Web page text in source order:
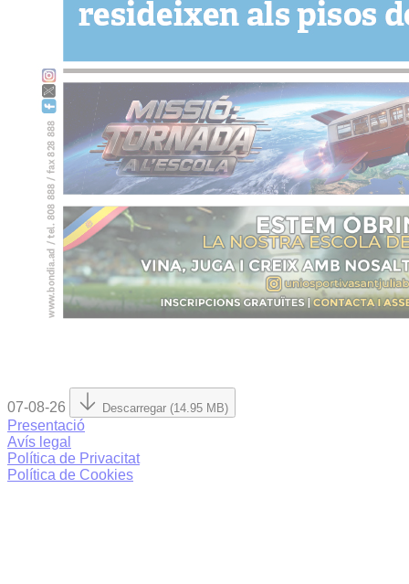
07-08-26 Descarregar (14.95 MB)
Presentació
Avís legal
Política de Privacitat
Política de Cookies